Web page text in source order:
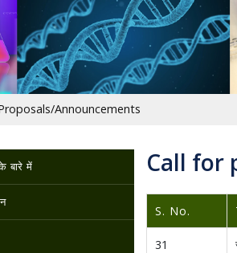
Announcements
बारे में Call for
S. No.
31